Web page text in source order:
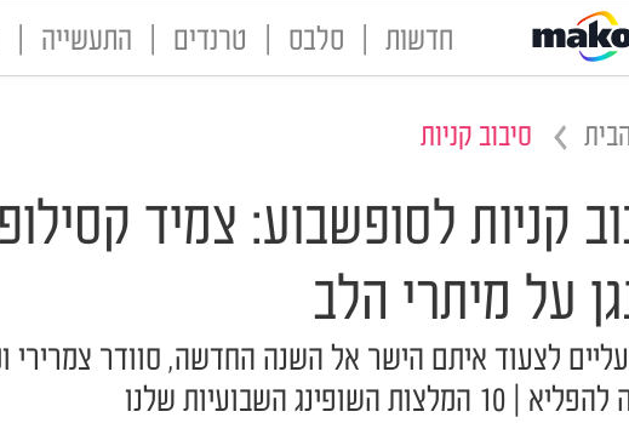
חדשות סלבס טרנדים התעשייה
סיבוב קניות
קניות לסופשבוע: צמיד
על מיתרי הלב
לצעוד איתם הישר אל השנה החדשה, סוודר צמרירי
השופינג השבועיות שלנו